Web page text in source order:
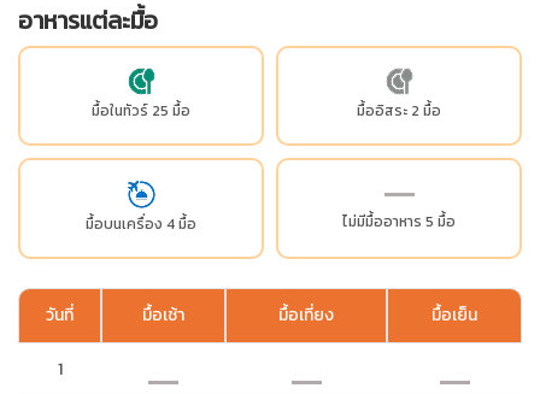
อาหารแต่ละมื้อ
มื้อในทัวร์ 25 มื้อ มื้ออิสระ 2 มื้อ
มื้อบนเครื่อง 4 มื้อ ไม่มีมื้ออาหาร 5 มื้อ
วันที่ มื้อเช้า มื้อเที่ยง มื้อเย็น
1